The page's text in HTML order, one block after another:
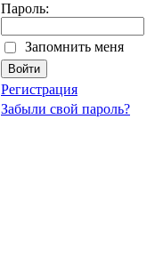
Пароль:
Запомнить меня
Регистрация
Забыли свой пароль?